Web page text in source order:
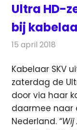
Ultra HD-
bij
15 april 2018
Kabelaar SKV
zaterdag de
door via haar
daarmee naar
Nederland. “